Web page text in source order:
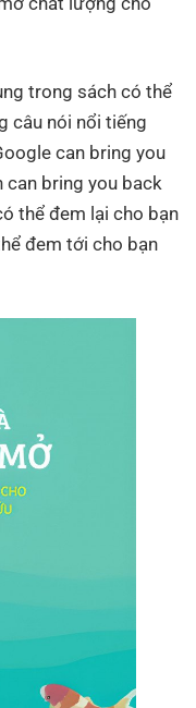
trong sách có thể
câu nói nổi tiếng
can bring you
can bring you back
thể đem lại cho bạn
đem tới cho bạn